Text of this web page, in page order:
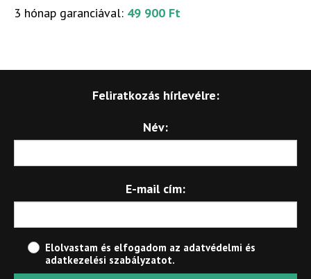
3 hónap garanciával: 49 900 Ft
Feliratkozás hírlevélre:
Név:
E-mail cím:
Elolvastam és elfogadom az adatvédelmi és
adatkezelési szabályzatot.